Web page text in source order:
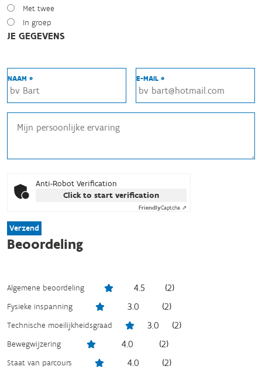
Met twee
In groep
JE GEGEVENS
NAAM * E-MAIL *
Anti-Robot Verification
Click to start verification
FriendlyCaptcha ⇗
Verzend
Beoordeling
Algemene beoordeling 4.5 (2)
Fysieke inspanning 3.0 (2)
Technische moeilijkheidsgraad 3.0 (2)
Bewegwijzering 4.0 (2)
Staat van parcours 4.0 (2)